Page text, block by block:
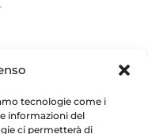
tecnologie come i
informazioni del
ci permetterà di
Y
o
W
h